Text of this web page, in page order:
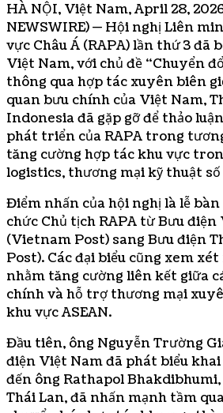
HÀ NỘI, Việt Nam, April 28,
NEWSWIRE) — Hội nghị Liên
vực Châu Á (RAPA) lần thứ 3 đã
Việt Nam, với chủ đề “Chuyển
thông qua hợp tác xuyên biên
quan bưu chính của Việt Nam,
Indonesia đã gặp gỡ để thảo
phát triển của RAPA trong
tăng cường hợp tác khu vực
logistics, thương mại kỹ thuật
Điểm nhấn của hội nghị là lễ
chức Chủ tịch RAPA từ Bưu
(Vietnam Post) sang Bưu điện
Post). Các đại biểu cũng xem
nhằm tăng cường liên kết giữa
chính và hỗ trợ thương mại
khu vực ASEAN.
Đầu tiên, ông Nguyễn Trường
điện Việt Nam đã phát biểu khai
đến ông Rathapol
Thái Lan, đã nhấn mạnh tầm